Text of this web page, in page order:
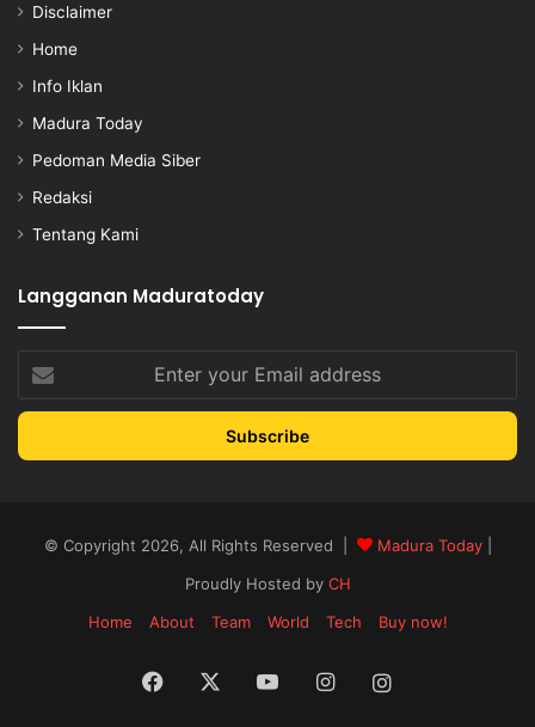
Disclaimer
Home
Info Iklan
Madura Today
Pedoman Media Siber
Redaksi
Tentang Kami
Langganan Maduratoday
your
Email
© Copyright 2026, All Rights Reserved | Madura Today
Proudly Hosted by CH
Home
About Team World Tech Buy now!
Facebook YouTubeInstagram